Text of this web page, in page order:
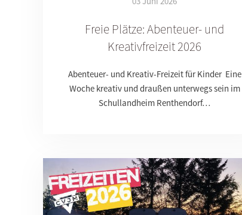
Freie Plätze: Abenteuer- und
Kreativfreizeit 2026
Abenteuer- und Kreativ-Freizeit für Kinder Eine
Woche kreativ und draußen unterwegs sein im
Schullandheim Renthendorf…